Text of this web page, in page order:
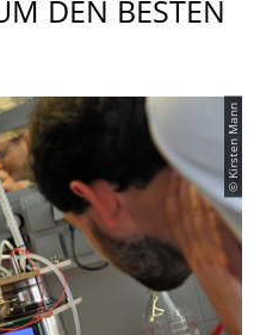
DEN BESTEN
© Kirsten Mann